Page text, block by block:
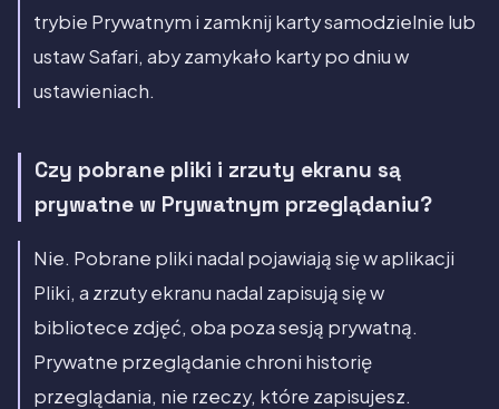
trybie Prywatnym i zamknij karty samodzielnie lub
ustaw Safari, aby zamykało karty po dniu w
ustawieniach.
Czy pobrane pliki i zrzuty ekranu są
prywatne w Prywatnym przeglądaniu?
Nie. Pobrane pliki nadal pojawiają się w aplikacji
Pliki, a zrzuty ekranu nadal zapisują się w
bibliotece zdjęć, oba poza sesją prywatną.
Prywatne przeglądanie chroni historię
przeglądania, nie rzeczy, które zapisujesz.